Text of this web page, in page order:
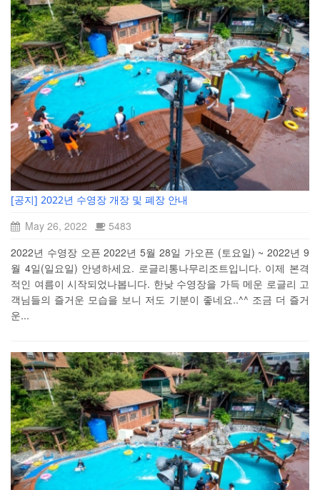
[공지] 2022년 수영장 개장 및 폐장 안내
May 26, 2022
5483
2022년 수영장 오픈 2022년 5월 28일 가오픈 (토요일) ~ 2022년 9
월 4일(일요일) 안녕하세요. 로글리통나무리조트입니다. 이제 본격
적인 여름이 시작되었나봅니다. 한낮 수영장을 가득 메운 로글리 고
객님들의 즐거운 모습을 보니 저도 기분이 좋네요..^^ 조금 더 즐거
운...